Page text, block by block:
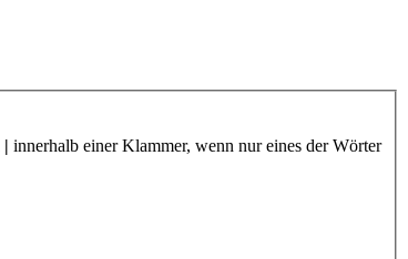
| innerhalb einer Klammer, wenn nur eines der Wörter